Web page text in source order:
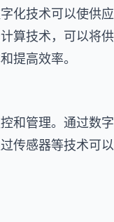
化技术可以使供
算技术，可以将
提高效率。
和管理。通过数
传感器等技术可